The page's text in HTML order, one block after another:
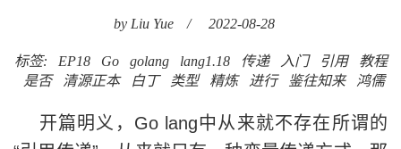
by Liu Yue / 2022-08-28
标签: EP18 Go golang lang1.18 传递 入门 引用
教程
是否
清源正本 白丁 类型 精炼 进行 鉴往知来 鸿儒
开篇明义，Go lang中从来就不存在所谓的